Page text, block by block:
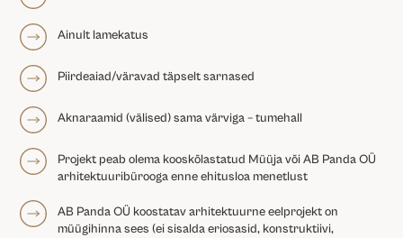
Ainult lamekatus
Piirdeaiad/väravad täpselt sarnased
Aknaraamid (välised) sama värviga – tumehall
Projekt peab olema kooskõlastatud Müüja või AB Panda OÜ
arhitektuuribürooga enne ehitusloa menetlust
AB Panda OÜ koostatav arhitektuurne eelprojekt on
müügihinna sees (ei sisalda eriosasid, konstruktiivi,